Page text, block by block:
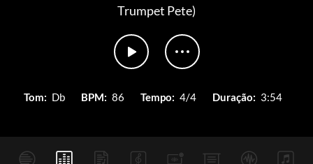
Trumpet Pete)
Tom: Db BPM: 86 Tempo: 4/4 Duração: 3:54